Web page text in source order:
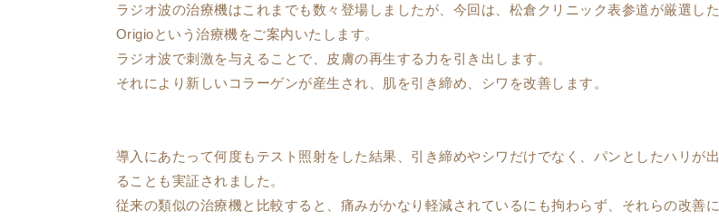
ラジオ波の治療機はこれまでも数々登場しましたが、今回は、松倉クリニック表参道が厳選した
Origioという治療機をご案内いたします。
ラジオ波で刺激を与えることで、皮膚の再生する力を引き出します。
それにより新しいコラーゲンが産生され、肌を引き締め、シワを改善します。
導入にあたって何度もテスト照射をした結果、引き締めやシワだけでなく、パンとしたハリが出
ることも実証されました。
従来の類似の治療機と比較すると、痛みがかなり軽減されているにも拘わらず、それらの改善に